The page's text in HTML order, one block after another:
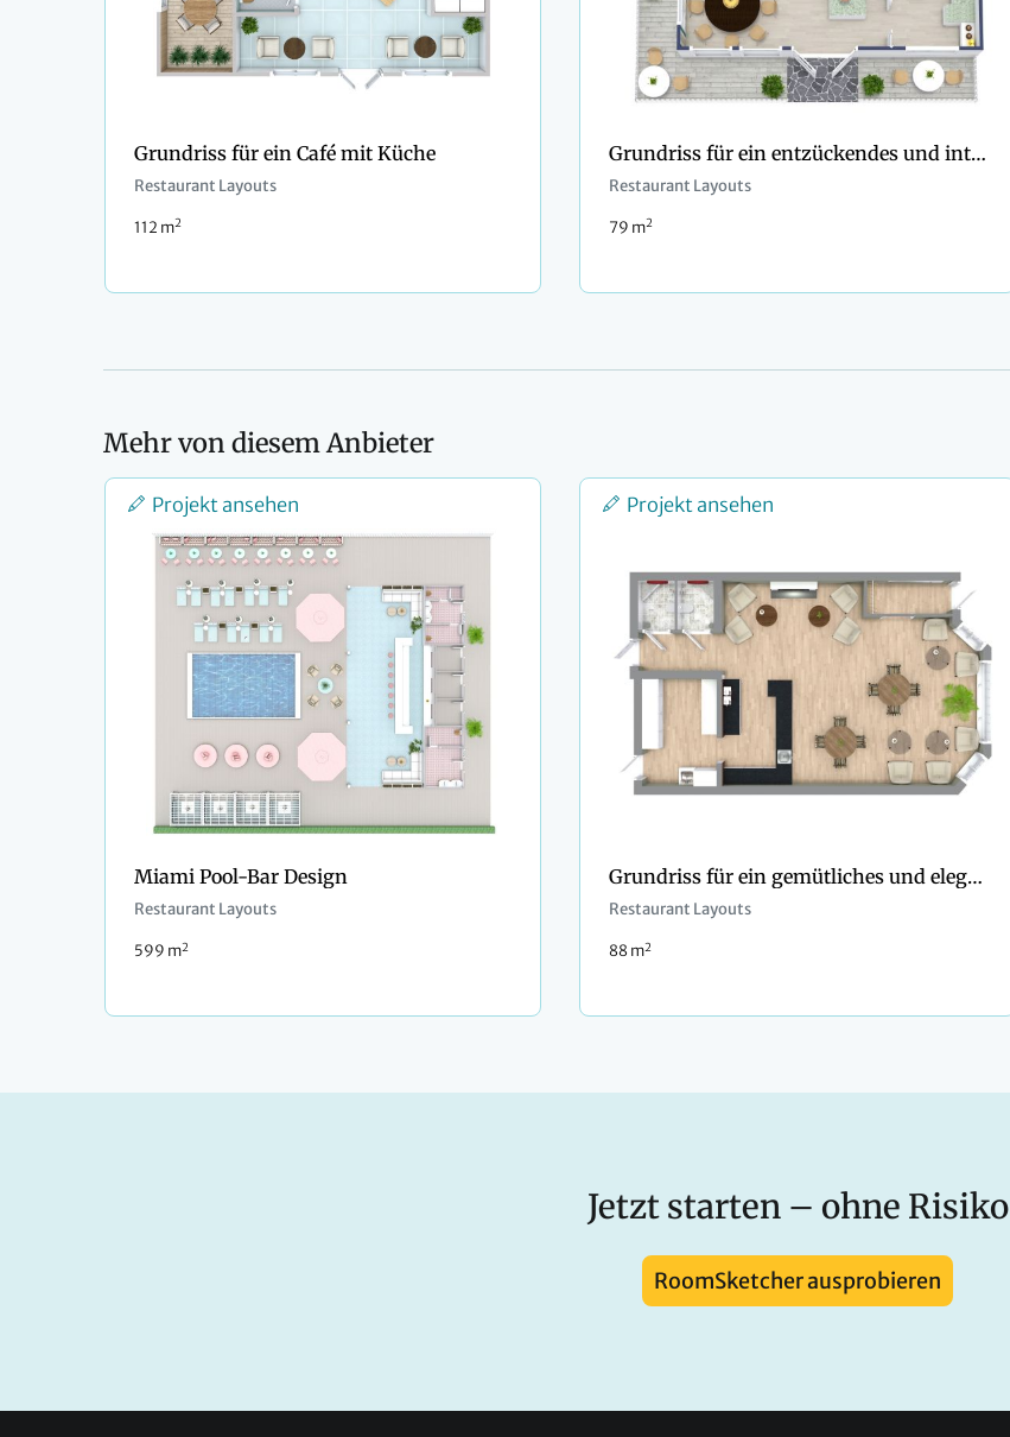
Grundriss für ein Café mit Küche
Restaurant Layouts
112 m2
Grundriss für ein entzückendes und intimes Restaurant mit Außenbereich
Restaurant Layouts
79 m2
Mehr von diesem Anbieter
Projekt ansehen
Miami Pool-Bar Design
Restaurant Layouts
599 m2
Projekt ansehen
Grundriss für ein gemütliches und elegantes Café mit Kamin
Restaurant Layouts
88 m2
Jetzt starten – ohne Risiko
RoomSketcher ausprobieren